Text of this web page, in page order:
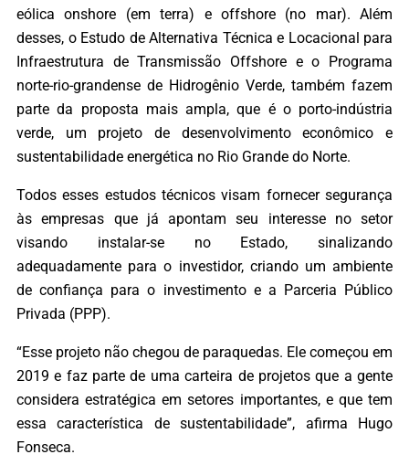
eólica onshore (em terra) e offshore (no mar). Além
desses, o Estudo de Alternativa Técnica e Locacional para
Infraestrutura de Transmissão Offshore e o Programa
norte-rio-grandense de Hidrogênio Verde, também fazem
parte da proposta mais ampla, que é o porto-indústria
verde, um projeto de desenvolvimento econômico e
sustentabilidade energética no Rio Grande do Norte.
Todos esses estudos técnicos visam fornecer segurança
às empresas que já apontam seu interesse no setor
visando instalar-se no Estado, sinalizando
adequadamente para o investidor, criando um ambiente
de confiança para o investimento e a Parceria Público
Privada (PPP).
“Esse projeto não chegou de paraquedas. Ele começou em
2019 e faz parte de uma carteira de projetos que a gente
considera estratégica em setores importantes, e que tem
essa característica de sustentabilidade”, afirma Hugo
Fonseca.